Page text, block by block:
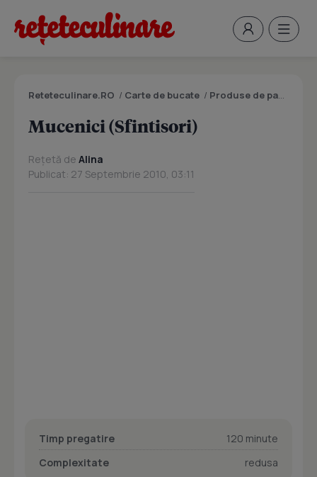
Reteteculinare.RO / Carte de bucate / Produse de panificatie si patiserie
Mucenici (Sfintisori)
Rețetă de Alina
Publicat: 27 Septembrie 2010, 03:11
Timp pregatire
120 minute
Complexitate
redusa